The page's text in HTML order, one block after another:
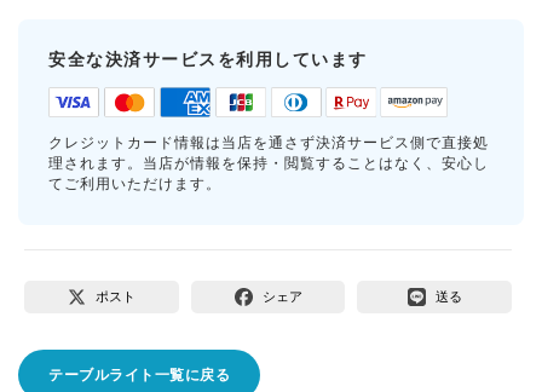
安全な決済サービスを利用しています
クレジットカード情報は当店を通さず決済サービス側で直接処
理されます。当店が情報を保持・閲覧することはなく、安心し
てご利用いただけます。
ポスト シェア 送る
テーブルライト一覧に戻る